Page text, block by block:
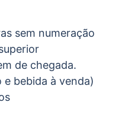
sem numeração
de chegada.
e bebida à venda)